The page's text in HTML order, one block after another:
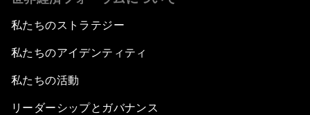
私たちのストラテジー
私たちのアイデンティティ
私たちの活動
リーダーシップとガバナンス